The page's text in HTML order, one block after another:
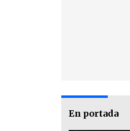
En portada